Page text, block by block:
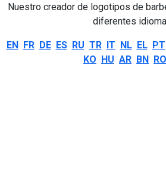
Nuestro creador de logotipos de
diferentes
EN FR DE ES RU TR IT NL EL PT
KO HU AR BN RO